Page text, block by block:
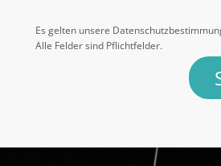
Es gelten unsere
Alle Felder sind Pflichtfelder.